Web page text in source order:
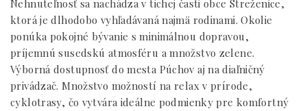
Nehnuteľnosť sa nachádza v tichej časti obce Streženice,
ktorá je dlhodobo vyhľadávaná najmä rodinami. Okolie
ponúka pokojné bývanie s minimálnou dopravou,
príjemnú susedskú atmosféru a množstvo zelene.
Výborná dostupnosť do mesta Púchov aj na diaľničný
privádzač. Množstvo možností na relax v prírode,
cyklotrasy, čo vytvára ideálne podmienky pre komfortný